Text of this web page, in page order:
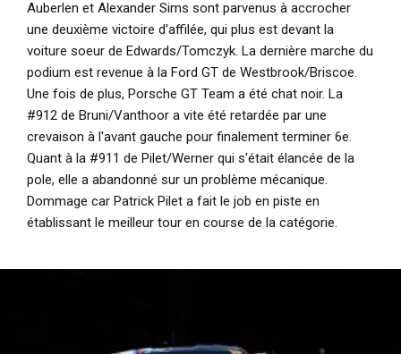
Auberlen et Alexander Sims sont parvenus à accrocher
une deuxième victoire d'affilée, qui plus est devant la
voiture soeur de Edwards/Tomczyk. La dernière marche du
podium est revenue à la Ford GT de Westbrook/Briscoe.
Une fois de plus, Porsche GT Team a été chat noir. La
#912 de Bruni/Vanthoor a vite été retardée par une
crevaison à l'avant gauche pour finalement terminer 6e.
Quant à la #911 de Pilet/Werner qui s'était élancée de la
pole, elle a abandonné sur un problème mécanique.
Dommage car Patrick Pilet a fait le job en piste en
établissant le meilleur tour en course de la catégorie.